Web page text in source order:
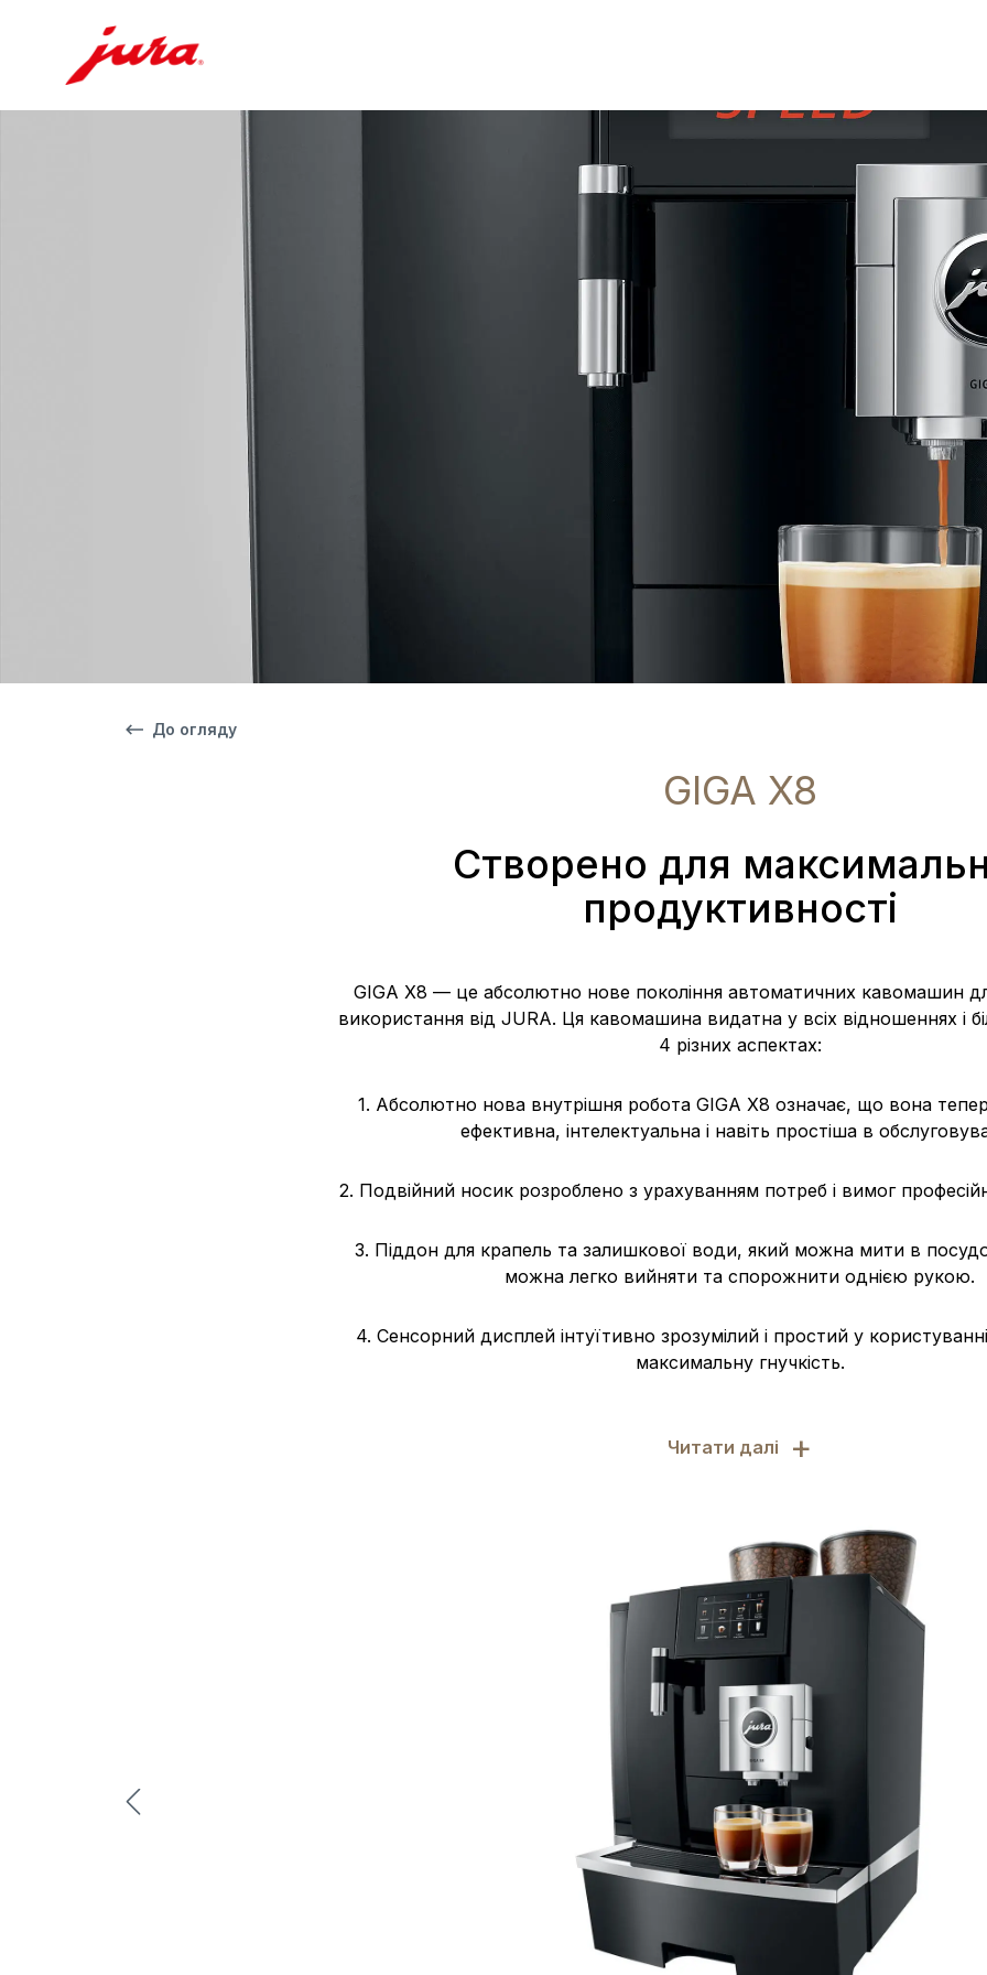
До огляду
GIGA X8
Створено для
продуктивності
GIGA X8 — це абсолютно нове покоління автоматичних кавомашин
використання від JURA. Ця кавомашина видатна у всіх відношеннях і
4 різних аспектах:
1. Абсолютно нова внутрішня робота GIGA X8 означає, що вона
ефективна, інтелектуальна і навіть простіша в
2. Подвійний носик розроблено з урахуванням потреб і вимог
3. Піддон для крапель та залишкової води, який можна мити в
можна легко вийняти та спорожнити однією рукою.
4. Сенсорний дисплей інтуїтивно зрозумілий і простий у
максимальну гнучкість.
Читати далі +